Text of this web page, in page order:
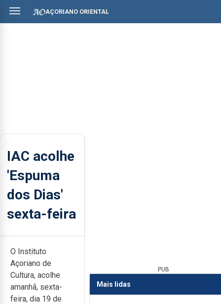
AÇORIANO ORIENTAL
IAC acolhe
'Espuma
dos Dias'
sexta-feira
O Instituto
Açoriano de
Cultura, acolhe
amanhã, sexta-
feira, dia 19 de
PUB
Mais lidas